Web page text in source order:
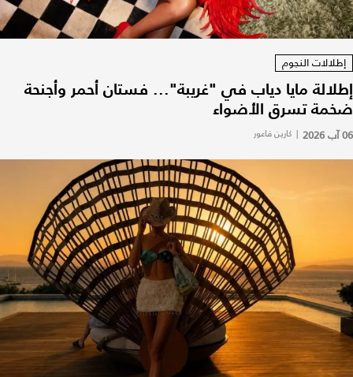
إطلالات النجوم
إطلالة مايا دياب في "غريبة"... فستان أحمر وأجنحة
ضخمة تسرق الأضواء
06 آب 2026 | كارين فاعور